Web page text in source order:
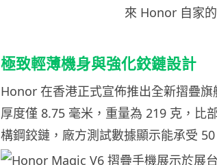
來 Honor 自家
極致輕薄機身與強化鉸鏈設計
Honor 在香港正式宣佈推出全新摺疊
厚度僅 8.75 毫米，重量為 219 克，比
構鋼鉸鏈，廠方測試數據顯示能承受 50